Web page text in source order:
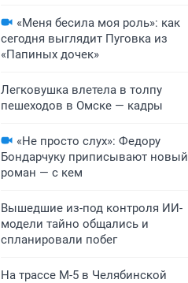
«Меня бесила моя роль»: как
сегодня выглядит Пуговка из
«Папиных дочек»
Легковушка влетела в толпу
пешеходов в Омске — кадры
«Не просто слух»: Федору
Бондарчуку приписывают новый
роман — с кем
Вышедшие из-под контроля ИИ-
модели тайно общались и
спланировали побег
На трассе М-5 в Челябинской